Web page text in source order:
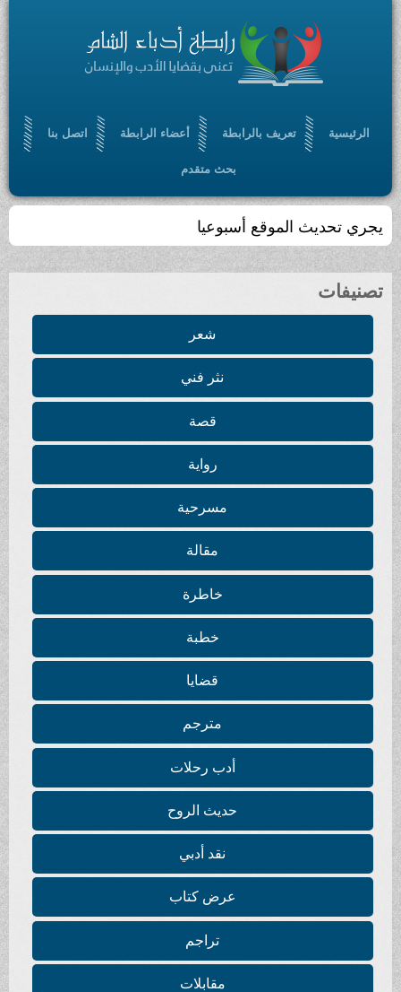
الرئيسية تعريف بالرابطة أعضاء الرابطة اتصل بنا
بحث متقدم
يجري تحديث الموقع أسبوعيا
تصنيفات
شعر
نثر فني
قصة
رواية
مسرحية
مقالة
خاطرة
خطبة
قضايا
مترجم
أدب رحلات
حديث الروح
نقد أدبي
عرض كتاب
تراجم
مقابلات